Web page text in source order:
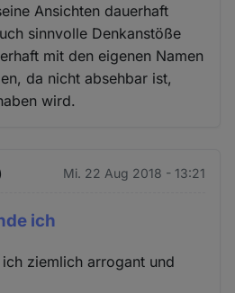
Ansichten dauerhaft
sinnvolle Denkanstöße
mit den eigenen Namen
da nicht absehbar ist,
wird.
Mi. 22 Aug 2018 - 13:21
ich
ziemlich arrogant und